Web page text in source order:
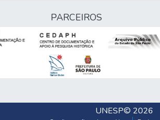
PARCEIROS
UNESP© 2026